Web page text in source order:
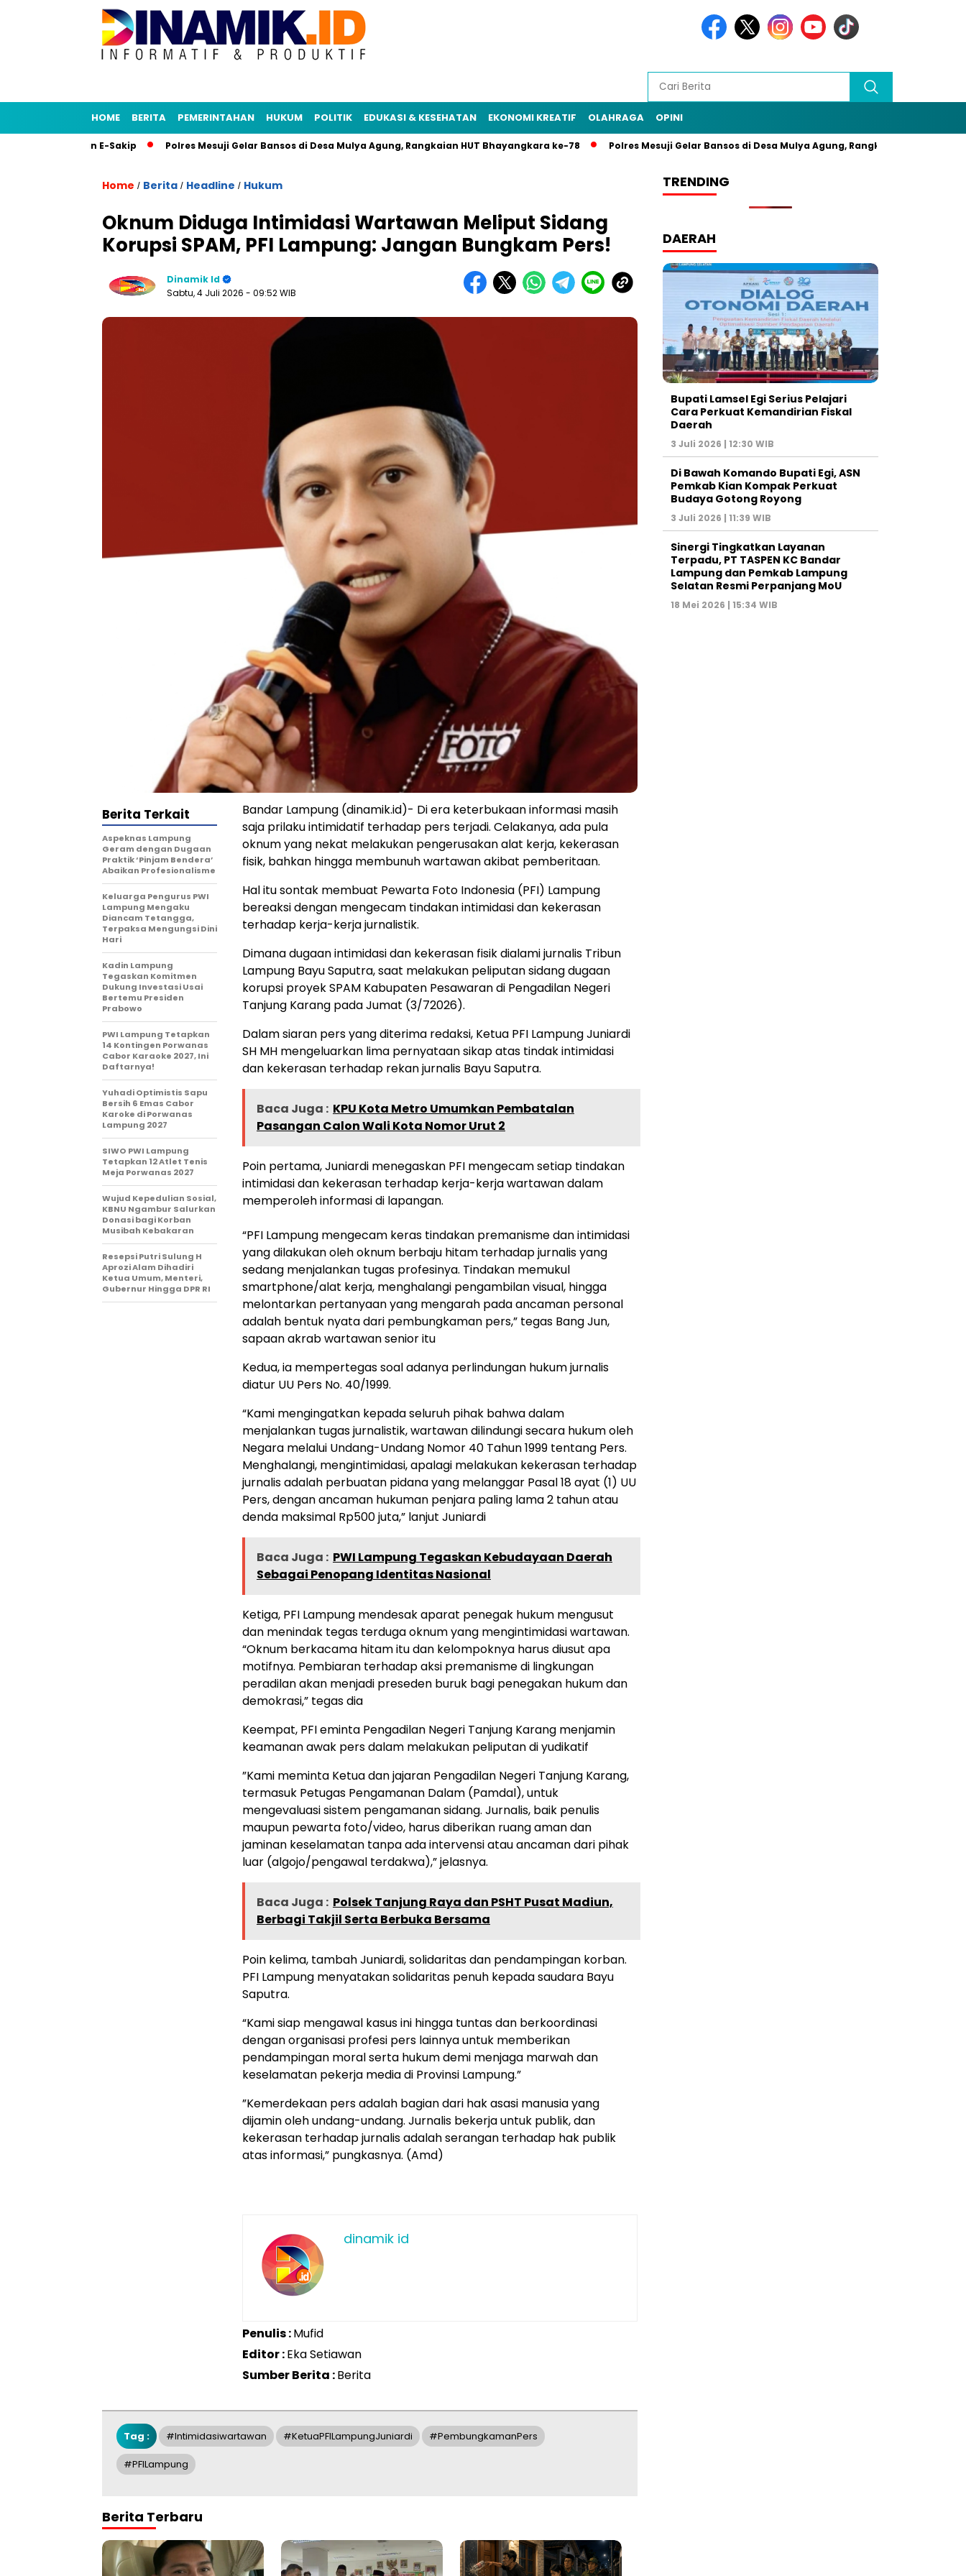
HOME BERITA PEMERINTAHAN HUKUM POLITIK EDUKASI & KESEHATAN EKONOMI KREATIF OLAHRAGA OPINI
Senja dan E-Sakip Polres Mesuji Gelar Bansos di Desa Mulya Agung, Rangkaian HUT Bhayangkara ke-78 Polres Mesuji Gelar Bansos di Desa Mulya Agung, Rangkaian HUT Bhayangkara
Home / Berita / Headline / Hukum
Oknum Diduga Intimidasi Wartawan Meliput Sidang
Korupsi SPAM, PFI Lampung: Jangan Bungkam Pers!
Dinamik Id
Sabtu, 4 Juli 2026 - 09:52 WIB
Bandar Lampung (dinamik.id)- Di era keterbukaan informasi masih
saja prilaku intimidatif terhadap pers terjadi. Celakanya, ada pula
oknum yang nekat melakukan pengerusakan alat kerja, kekerasan
fisik, bahkan hingga membunuh wartawan akibat pemberitaan.
Hal itu sontak membuat Pewarta Foto Indonesia (PFI) Lampung
bereaksi dengan mengecam tindakan intimidasi dan kekerasan
terhadap kerja-kerja jurnalistik.
Dimana dugaan intimidasi dan kekerasan fisik dialami jurnalis Tribun
Lampung Bayu Saputra, saat melakukan peliputan sidang dugaan
korupsi proyek SPAM Kabupaten Pesawaran di Pengadilan Negeri
Tanjung Karang pada Jumat (3/72026).
Dalam siaran pers yang diterima redaksi, Ketua PFI Lampung Juniardi
SH MH mengeluarkan lima pernyataan sikap atas tindak intimidasi
dan kekerasan terhadap rekan jurnalis Bayu Saputra.
Baca Juga : KPU Kota Metro Umumkan Pembatalan
Pasangan Calon Wali Kota Nomor Urut 2
Poin pertama, Juniardi menegaskan PFI mengecam setiap tindakan
intimidasi dan kekerasan terhadap kerja-kerja wartawan dalam
memperoleh informasi di lapangan.
“PFI Lampung mengecam keras tindakan premanisme dan intimidasi
yang dilakukan oleh oknum berbaju hitam terhadap jurnalis yang
sedang menjalankan tugas profesinya. Tindakan memukul
smartphone/alat kerja, menghalangi pengambilan visual, hingga
melontarkan pertanyaan yang mengarah pada ancaman personal
adalah bentuk nyata dari pembungkaman pers,” tegas Bang Jun,
sapaan akrab wartawan senior itu
​Kedua, ia mempertegas soal adanya perlindungan hukum jurnalis
diatur UU Pers No. 40/1999.
“​Kami mengingatkan kepada seluruh pihak bahwa dalam
menjalankan tugas jurnalistik, wartawan dilindungi secara hukum oleh
Negara melalui Undang-Undang Nomor 40 Tahun 1999 tentang Pers.
Menghalangi, mengintimidasi, apalagi melakukan kekerasan terhadap
jurnalis adalah perbuatan pidana yang melanggar Pasal 18 ayat (1) UU
Pers, dengan ancaman hukuman penjara paling lama 2 tahun atau
denda maksimal Rp500 juta,” lanjut Juniardi
Baca Juga : PWI Lampung Tegaskan Kebudayaan Daerah
Sebagai Penopang Identitas Nasional
​Ketiga, PFI Lampung mendesak aparat penegak hukum mengusut
dan menindak tegas terduga oknum yang mengintimidasi wartawan.
“Oknum berkacama hitam itu dan kelompoknya harus diusut apa
motifnya. Pembiaran terhadap aksi premanisme di lingkungan
peradilan akan menjadi preseden buruk bagi penegakan hukum dan
demokrasi,” tegas dia
​Keempat, PFI eminta Pengadilan Negeri Tanjung Karang menjamin
keamanan awak pers dalam melakukan peliputan di yudikatif
​”Kami meminta Ketua dan jajaran Pengadilan Negeri Tanjung Karang,
termasuk Petugas Pengamanan Dalam (Pamdal), untuk
mengevaluasi sistem pengamanan sidang. Jurnalis, baik penulis
maupun pewarta foto/video, harus diberikan ruang aman dan
jaminan keselamatan tanpa ada intervensi atau ancaman dari pihak
luar (algojo/pengawal terdakwa),” jelasnya.
Baca Juga : Polsek Tanjung Raya dan PSHT Pusat Madiun,
Berbagi Takjil Serta Berbuka Bersama
​Poin kelima, tambah Juniardi, solidaritas dan pendampingan korban. ​
PFI Lampung menyatakan solidaritas penuh kepada saudara Bayu
Saputra.
“Kami siap mengawal kasus ini hingga tuntas dan berkoordinasi
dengan organisasi profesi pers lainnya untuk memberikan
pendampingan moral serta hukum demi menjaga marwah dan
keselamatan pekerja media di Provinsi Lampung.”
​”Kemerdekaan pers adalah bagian dari hak asasi manusia yang
dijamin oleh undang-undang. Jurnalis bekerja untuk publik, dan
kekerasan terhadap jurnalis adalah serangan terhadap hak publik
atas informasi,” pungkasnya. (Amd)
dinamik id
Penulis :Mufid
Editor :Eka Setiawan
Sumber Berita :Berita
Berita Terkait
Aspeknas Lampung
Geram dengan Dugaan
Praktik ‘Pinjam Bendera’
Abaikan Profesionalisme
Keluarga Pengurus PWI
Lampung Mengaku
Diancam Tetangga,
Terpaksa Mengungsi Dini
Hari
Kadin Lampung
Tegaskan Komitmen
Dukung Investasi Usai
Bertemu Presiden
Prabowo
PWI Lampung Tetapkan
14 Kontingen Porwanas
Cabor Karaoke 2027, Ini
Daftarnya!
Yuhadi Optimistis Sapu
Bersih 6 Emas Cabor
Karoke di Porwanas
Lampung 2027
SIWO PWI Lampung
Tetapkan 12 Atlet Tenis
Meja Porwanas 2027
Wujud Kepedulian Sosial,
KBNU Ngambur Salurkan
Donasi bagi Korban
Musibah Kebakaran
Resepsi Putri Sulung H
Aprozi Alam Dihadiri
Ketua Umum, Menteri,
Gubernur Hingga DPR RI
Tag : #intimidasiwartawan #KetuaPFILampungJuniardi #PembungkamanPers
#PFILampung
Berita Terbaru
TRENDING
DAERAH
Bupati Lamsel Egi Serius Pelajari
Cara Perkuat Kemandirian Fiskal
Daerah
3 Juli 2026 | 12:30 WIB
Di Bawah Komando Bupati Egi, ASN
Pemkab Kian Kompak Perkuat
Budaya Gotong Royong
3 Juli 2026 | 11:39 WIB
Sinergi Tingkatkan Layanan
Terpadu, PT TASPEN KC Bandar
Lampung dan Pemkab Lampung
Selatan Resmi Perpanjang MoU
18 Mei 2026 | 15:34 WIB